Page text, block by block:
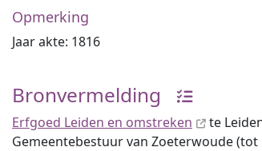
Opmerking
Jaar akte: 1816
Bronvermelding
Erfgoed Leiden en omstreken
te
Gemeentebestuur van Zoeterwoude (tot